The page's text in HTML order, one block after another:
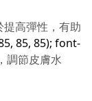
高彈性，有助
85, 85); font-
調節皮膚水